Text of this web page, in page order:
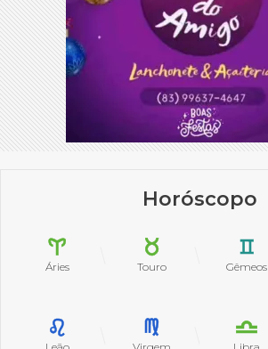
Horóscopo
Áries Touro Gêmeos